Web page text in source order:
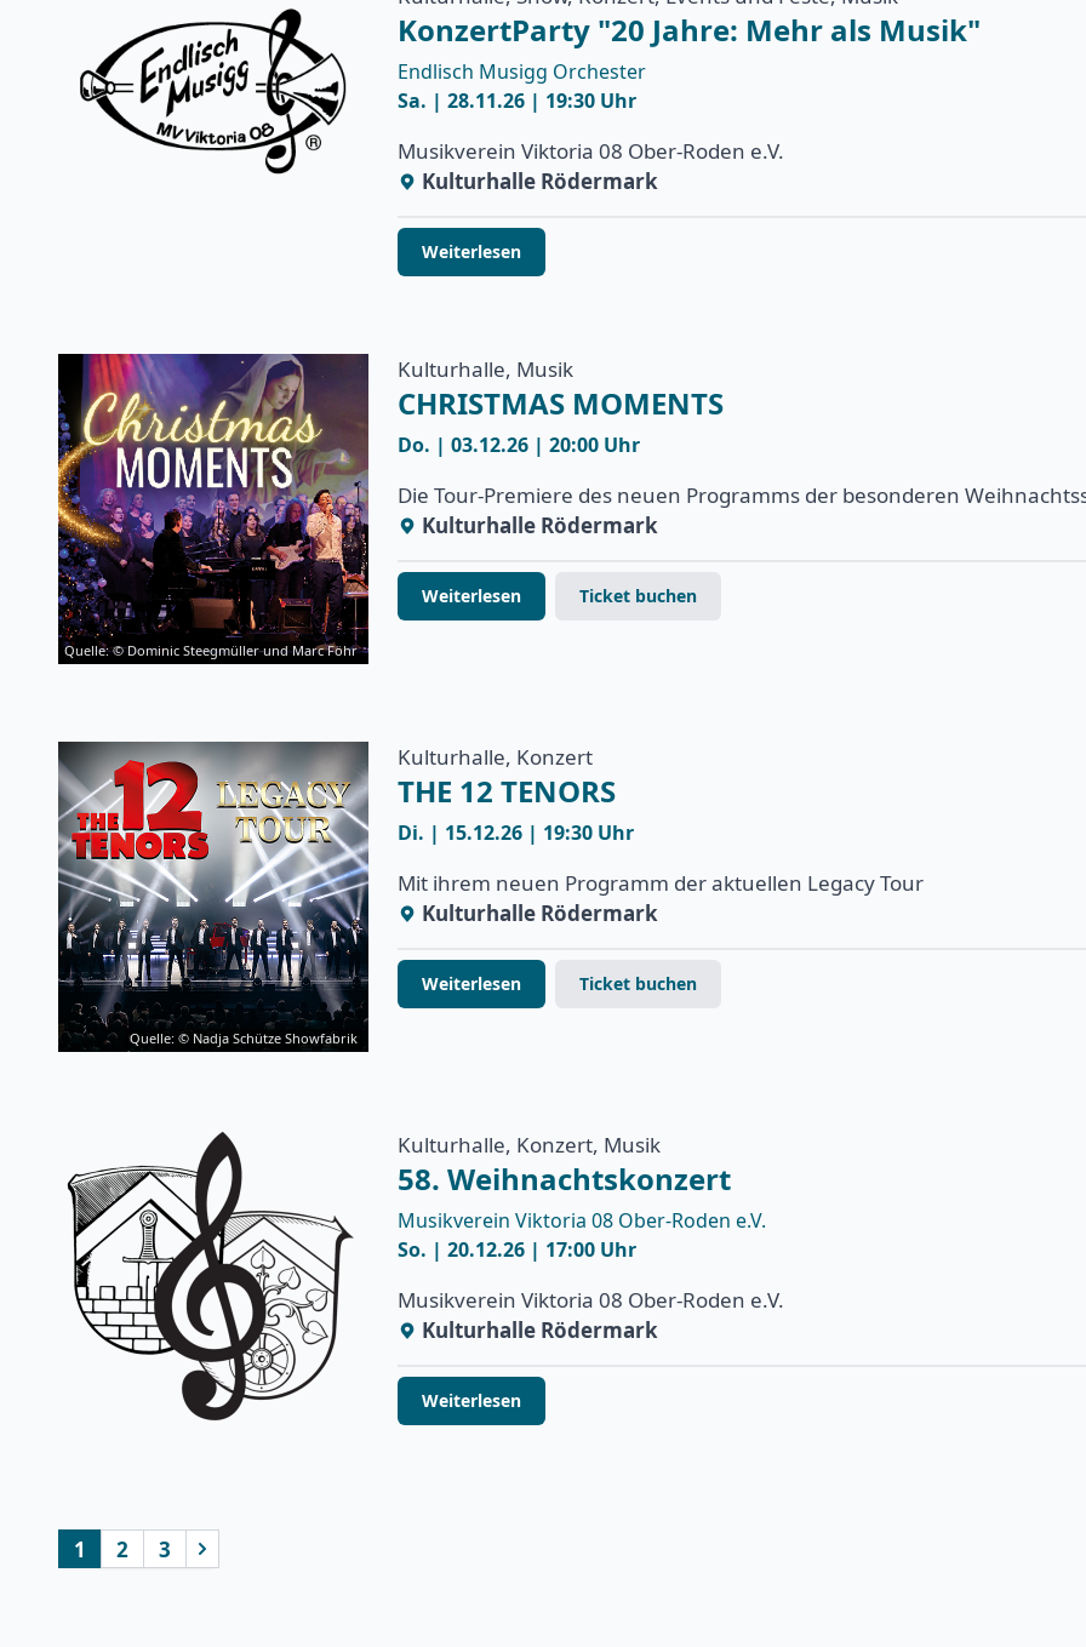
KonzertParty "20 Jahre: Mehr als Musik"
Endlisch Musigg Orchester
Sa. | 28.11.26 | 19:30 Uhr
Musikverein Viktoria 08 Ober-Roden e.V.
Kulturhalle Rödermark
Weiterlesen
Quelle: © Dominic Steegmüller und Marc Föhr
Kulturhalle, Musik
CHRISTMAS MOMENTS
Do. | 03.12.26 | 20:00 Uhr
Die Tour-Premiere des neuen Programms der besonderen
Kulturhalle Rödermark
Weiterlesen Ticket buchen
Quelle: © Nadja Schütze Showfabrik
Kulturhalle, Konzert
THE 12 TENORS
Di. | 15.12.26 | 19:30 Uhr
Mit ihrem neuen Programm der aktuellen Legacy Tour
Kulturhalle Rödermark
Weiterlesen Ticket buchen
Kulturhalle, Konzert, Musik
58. Weihnachtskonzert
Musikverein Viktoria 08 Ober-Roden e.V.
So. | 20.12.26 | 17:00 Uhr
Musikverein Viktoria 08 Ober-Roden e.V.
Kulturhalle Rödermark
Weiterlesen
1 2 3 nächste